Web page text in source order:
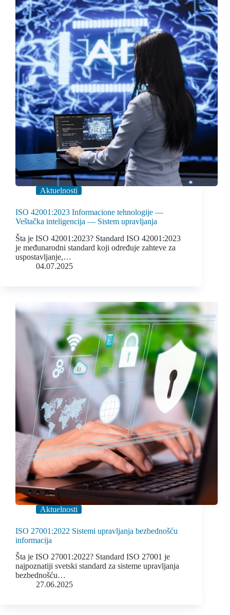
Aktuelnosti
ISO 42001:2023 Informacione tehnologije —
Veštačka inteligencija — Sistem upravljanja
Šta je ISO 42001:2023? Standard ISO 42001:2023
je međunarodni standard koji određuje zahteve za
uspostavljanje,…
04.07.2025
Aktuelnosti
ISO 27001:2022 Sistemi upravljanja bezbednošću
informacija
Šta je ISO 27001:2022? Standard ISO 27001 je
najpoznatiji svetski standard za sisteme upravljanja
bezbednošću…
27.06.2025